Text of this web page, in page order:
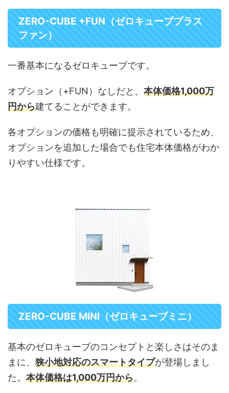
ZERO-CUBE +FUN（ゼロキューブプラス
ファン）
一番基本になるゼロキューブです。
オプション（+FUN）なしだと、 本体価格1,000万
円から建てることができます。
各オプションの価格も明確に提示されているため、
オプションを追加した場合でも住宅本体価格がわか
りやすい仕様です。
ZERO-CUBE MINI（ゼロキューブミニ）
基本のゼロキューブのコンセプトと楽しさはそのま
まに、 狭小地対応のスマートタイプが登場しまし
た。 本体価格は1,000万円から。